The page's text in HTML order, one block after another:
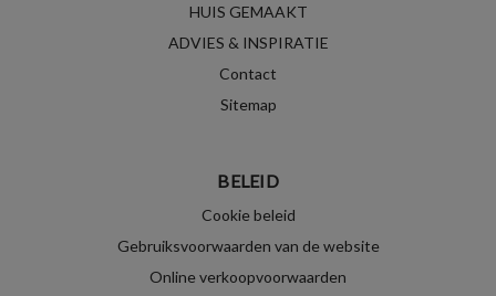
HUIS GEMAAKT
ADVIES & INSPIRATIE
Contact
Sitemap
BELEID
Cookie beleid
Gebruiksvoorwaarden van de website
Online verkoopvoorwaarden